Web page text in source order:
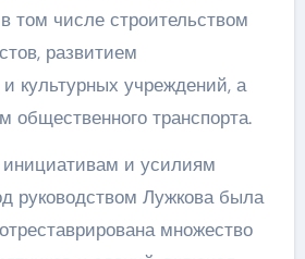
том числе строительством
развитием
культурных учреждений, а
общественного транспорта.
и усилиям
руководством Лужкова была
множество